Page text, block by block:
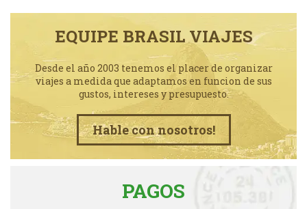
EQUIPE BRASIL VIAJES
Desde el año 2003 tenemos el placer de organizar
viajes a medida que adaptamos en funcion de sus
gustos, intereses y presupuesto.
Hable con nosotros!
PAGOS